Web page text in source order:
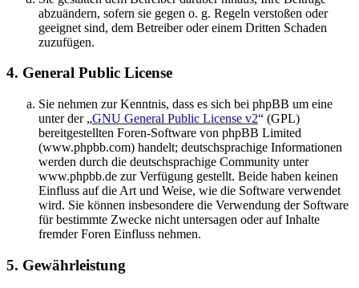
abzuändern, sofern sie gegen o. g. Regeln verstoßen oder
geeignet sind, dem Betreiber oder einem Dritten Schaden
zuzufügen.
4. General Public License
Sie nehmen zur Kenntnis, dass es sich bei phpBB um eine
unter der „GNU General Public License v2“ (GPL)
bereitgestellten Foren-Software von phpBB Limited
(www.phpbb.com) handelt; deutschsprachige Informationen
werden durch die deutschsprachige Community unter
www.phpbb.de zur Verfügung gestellt. Beide haben keinen
Einfluss auf die Art und Weise, wie die Software verwendet
wird. Sie können insbesondere die Verwendung der Software
für bestimmte Zwecke nicht untersagen oder auf Inhalte
fremder Foren Einfluss nehmen.
5. Gewährleistung